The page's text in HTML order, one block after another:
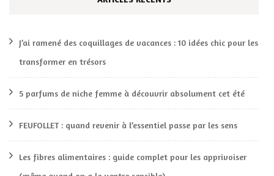
J’ai ramené des coquillages de vacances : 10 idées chic pour les
transformer en trésors
5 parfums de niche femme à découvrir absolument cet été
FEUFOLLET : quand revenir à l’essentiel passe par les sens
Les fibres alimentaires : guide complet pour les apprivoiser